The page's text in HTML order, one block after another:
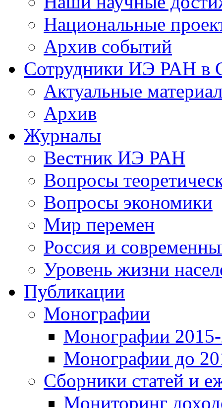
Национальные
Архив событий
Сотрудники ИЭ РАН
Актуальные
Архив
Журналы
Вестник ИЭ РАН
Вопросы
Вопросы экономики
Мир перемен
Россия и
Уровень жизни
Публикации
Монографии
Монографии 2015-
Монографии до
Сборники статей и
Мониторинг